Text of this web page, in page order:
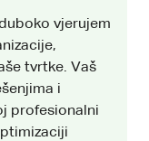
vjerujem
tvrtke. Vaš
i
profesionalni